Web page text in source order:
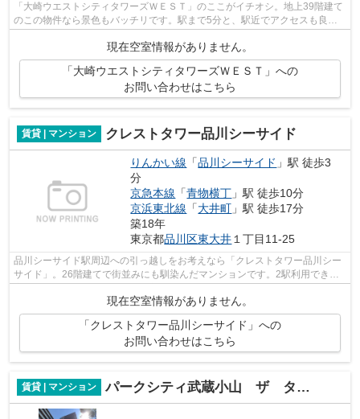
「大崎ウエストシティタワーズＷＥＳＴ」のここがイチオシ。地上39階建て
のこの物件なら景色もバッチリです。駅まで5分と、駅近でアクセスも良好
現在空室情報がありません。
「大崎ウエストシティタワーズＷＥＳＴ」への
お問い合わせはこちら
賃貸 | マンション クレストタワー品川シーサイド
りんかい線 「品川シーサイド 」駅 徒歩3
分
京急本線 「青物横丁 」駅 徒歩10分
京浜東北線 「大井町 」駅 徒歩17分
築18年
東京都品川区東大井 １丁目11-25
品川シーサイド駅周辺への引っ越しをお考えなら「クレストタワー品川シー
サイド」。26階建てで街並みにも馴染んだマンションです。2駅利用できる
立地となっていて、アクセスが良いです...
現在空室情報がありません。
「クレストタワー品川シーサイド」への
お問い合わせはこちら
賃貸 | マンション パークシティ武蔵小山 ザ タワー